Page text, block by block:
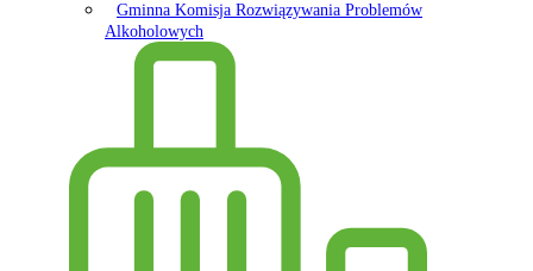
Gminna Komisja Rozwiązywania Problemów
Alkoholowych